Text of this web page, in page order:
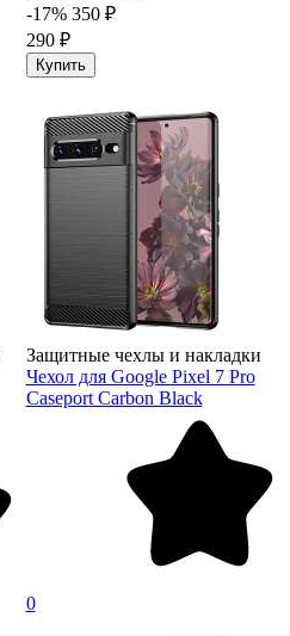
-17% 350 ₽
290 ₽
Купить
Защитные чехлы и накладки
Чехол для Google Pixel 7 Pro
Caseport Carbon Black
0